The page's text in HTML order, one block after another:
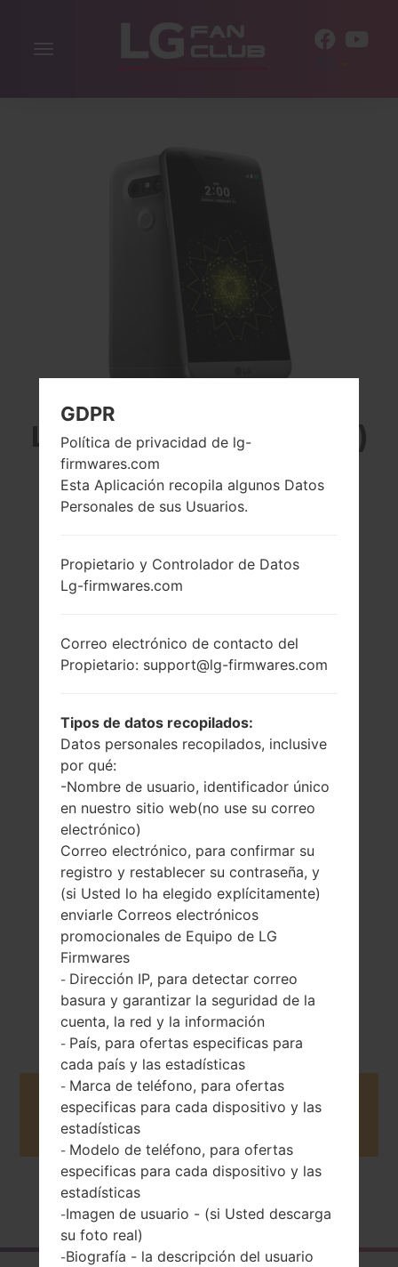
Alternar
LG US992Z (LGUS992Z)
DE LA SERIE LG G5
5.3 pulgadas
pantalla-cuerpo)
1440 x 2560 píxeles
(~554 densidad de
159 gramos (5.61
onzas)
Extraíble Li-Ion
2800 mAh
MSM8996
Snapdragon 820
Unknown
Abril, 2016
Buy accessories on Amazon
→
GDPR
Política de privacidad de lg-
firmwares.com
Esta Aplicación recopila algunos Datos
Personales de sus Usuarios.
Propietario y Controlador de Datos
Lg-firmwares.com
Correo electrónico de contacto del
Propietario: support@lg-firmwares.com
Tipos de datos recopilados:
Datos personales recopilados, inclusive
por qué:
-Nombre de usuario, identificador único
en nuestro sitio web(no use su correo
electrónico)
Correo electrónico, para confirmar su
registro y restablecer su contraseña, y
(si Usted lo ha elegido explícitamente)
enviarle Correos electrónicos
promocionales de Equipo de LG
Firmwares
- Dirección IP, para detectar correo
basura y garantizar la seguridad de la
cuenta, la red y la información
- País, para ofertas especificas para
cada país y las estadísticas
- Marca de teléfono, para ofertas
especificas para cada dispositivo y las
estadísticas
- Modelo de teléfono, para ofertas
especificas para cada dispositivo y las
estadísticas
-Imagen de usuario - (si Usted descarga
su foto real)
-Biografía - la descripción del usuario